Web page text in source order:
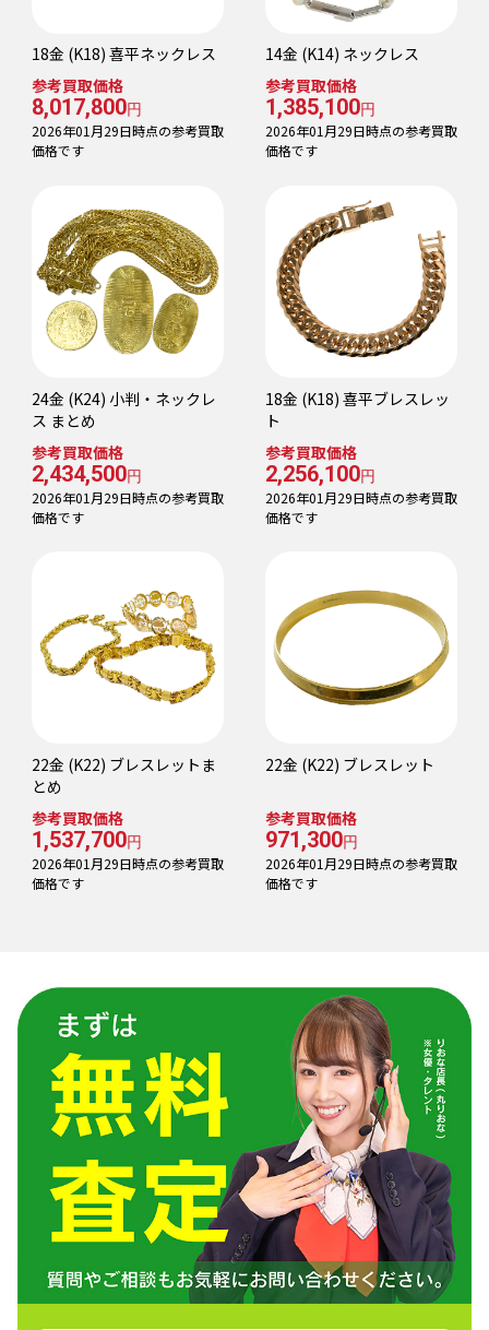
18金 (K18) 喜平ネックレス
参考買取価格
8,017,800円
2026年01月29日時点の参考買取
価格です
14金 (K14) ネックレス
参考買取価格
1,385,100円
2026年01月29日時点の参考買取
価格です
24金 (K24) 小判・ネックレ
ス まとめ
参考買取価格
2,434,500円
2026年01月29日時点の参考買取
価格です
18金 (K18) 喜平ブレスレッ
ト
参考買取価格
2,256,100円
2026年01月29日時点の参考買取
価格です
22金 (K22) ブレスレットま
とめ
参考買取価格
1,537,700円
2026年01月29日時点の参考買取
価格です
22金 (K22) ブレスレット
参考買取価格
971,300円
2026年01月29日時点の参考買取
価格です